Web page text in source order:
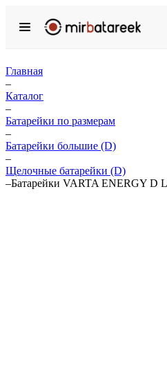
Главная
–
Каталог
–
Батарейки по размерам
–
Батарейки большие (D)
–
Щелочные батарейки (D)
–Батарейки VARTA ENERGY D